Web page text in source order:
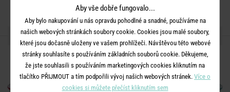
DALŠÍ PRODUKTY ZE SÉRIE
Aby vše dobře fungovalo...
Aby bylo nakupování u nás opravdu pohodlné a snadné, používáme na
našich webových stránkách soubory cookie. Cookies jsou malé soubory,
které jsou dočasně uloženy ve vašem prohlížeči. Návštěvou této webové
stránky souhlasíte s používáním základních souborů cookie. Děkujeme,
že jste souhlasili s používáním marketingových cookies kliknutím na
tlačítko PŘIJMOUT a tím podpořili vývoj našich webových stránek. Více o
cookies si můžete přečíst kliknutím sem